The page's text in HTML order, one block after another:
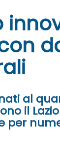
al
il
per